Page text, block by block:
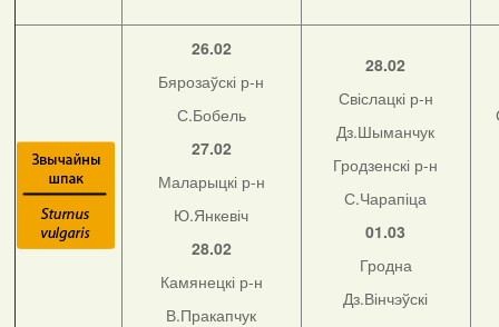
26.02
Бярозаўскі р-н
С.Бобель
27.02
Маларыцкі р-н
Ю.Янкевіч
28.02
Камянецкі р-н
В.Пракапчук
28.02
Свіслацкі р-н
Дз.Шыманчук
Гродзенскі р-н
С.Чарапіца
01.03
Гродна
Дз.Вінчэўскі